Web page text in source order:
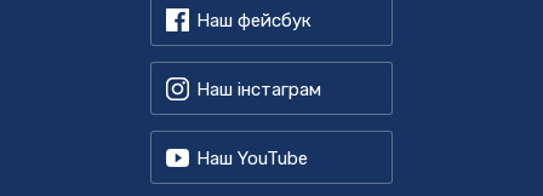
Наш фейсбук
Наш інстаграм
Наш YouTube